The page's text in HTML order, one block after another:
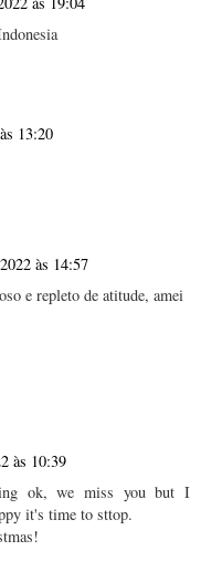
13:20
às 14:57
e repleto de atitude, amei
às 10:39
ok, we miss you but I
it's time to sttop.